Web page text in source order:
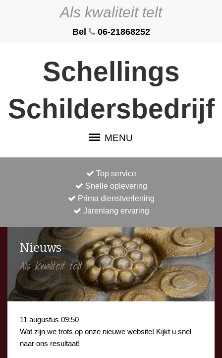
Als kwaliteit telt
Bel 06-21868252
Schellings
Schildersbedrijf
MENU
Top service
Snelle oplevering
Prima dienstverlening
Jarenlang ervaring
Nieuws
Als kwaliteit telt
11 augustus 09:50
Wat zijn we trots op onze nieuwe website! Kijkt u snel
naar ons resultaat!